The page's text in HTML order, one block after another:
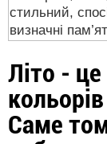
Літо - це
Саме